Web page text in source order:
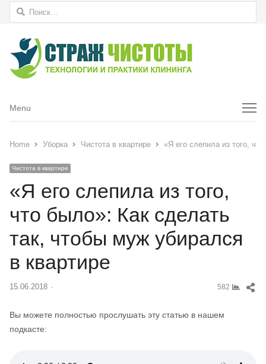
Найти:
Menu
Menu
Home Уборка Чистота в квартире «Я его слепила из того,
Чистота в квартире
«Я его слепила из того,
что было»: Как сделать
так, чтобы муж убирался
в квартире
15.06.2018 582
Вы можете полностью прослушать эту статью в нашем
подкасте: